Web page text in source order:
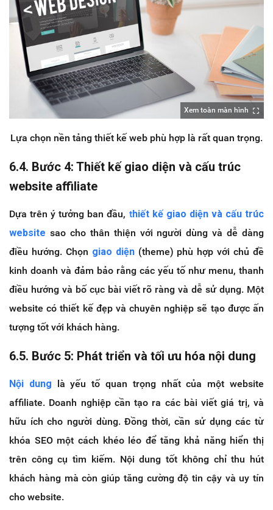
Xem toàn màn hình
Lựa chọn nền tảng thiết kế web phù hợp là rất quan trọng.
6.4. Bước 4: Thiết kế giao diện và cấu trúc
website affiliate
Dựa trên ý tưởng ban đầu, thiết kế giao diện và cấu trúc
website sao cho thân thiện với người dùng và dễ dàng
điều hướng. Chọn giao diện(theme) phù hợp với chủ đề
kinh doanh và đảm bảo rằng các yếu tố như menu, thanh
điều hướng và bố cục bài viết rõ ràng và dễ sử dụng. Một
website có thiết kế đẹp và chuyên nghiệp sẽ tạo được ấn
tượng tốt với khách hàng.
6.5. Bước 5: Phát triển và tối ưu hóa nội dung
Nội dung là yếu tố quan trọng nhất của một website
affiliate. Doanh nghiệp cần tạo ra các bài viết giá trị, và
hữu ích cho người dùng. Đồng thời, cần sử dụng các từ
khóa SEO một cách khéo léo để tăng khả năng hiển thị
trên công cụ tìm kiếm. Nội dung tốt không chỉ thu hút
khách hàng mà còn giúp tăng cường độ tin cậy và uy tín
cho website.